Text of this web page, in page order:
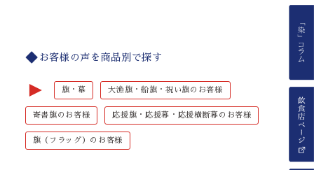
お客様の声を商品別で探す
► 旗・幕 大漁旗・船旗・祝い旗のお客様
寄書旗のお客様 応援旗・応援幕・応援横断幕のお客様
旗（フラッグ）のお客様